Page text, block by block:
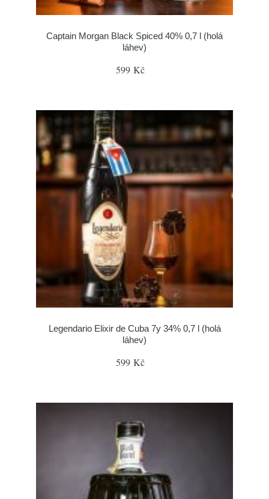
Captain Morgan Black Spiced 40% 0,7 l (holá
láhev)
599 Kč
Legendario Elixir de Cuba 7y 34% 0,7 l (holá
láhev)
599 Kč